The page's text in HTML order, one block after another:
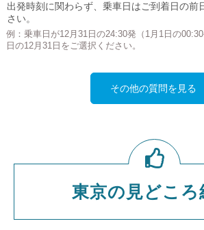
出発時刻に関わらず、乗車日はご到着日の前
さい。
例：乗車日が12月31日の24:30発（1月1日の
日の12月31日をご選択ください。
その他の質問を見る
東京の見どころ